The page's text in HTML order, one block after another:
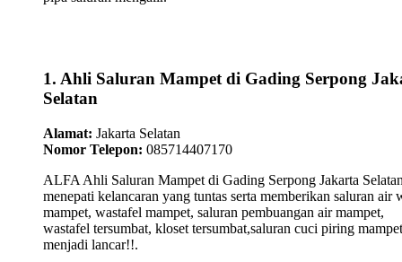
1. Ahli Saluran Mampet di Gading Serpong
Selatan
Alamat: Jakarta Selatan
Nomor Telepon: 085714407170
ALFA Ahli Saluran Mampet di Gading Serpong Jakarta
menepati kelancaran yang tuntas serta memberikan saluran air
mampet, wastafel mampet, saluran pembuangan air mampet,
wastafel tersumbat, kloset tersumbat,saluran cuci piring mampet
menjadi lancar!!.